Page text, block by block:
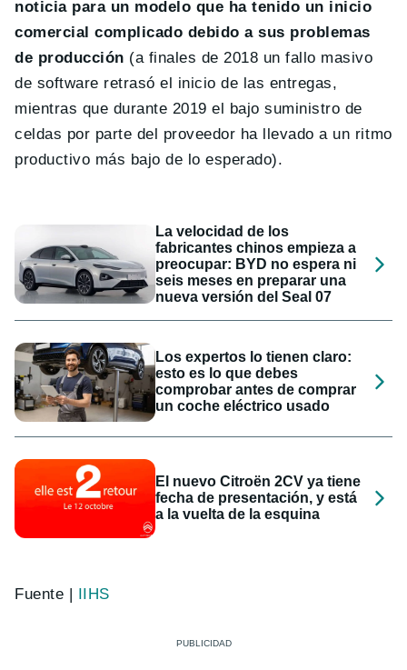
noticia para un modelo que ha tenido un inicio
comercial complicado debido a sus problemas
de producción (a finales de 2018 un fallo masivo
de software retrasó el inicio de las entregas,
mientras que durante 2019 el bajo suministro de
celdas por parte del proveedor ha llevado a un ritmo
productivo más bajo de lo esperado).
La velocidad de los
fabricantes chinos empieza a
preocupar: BYD no espera ni
seis meses en preparar una
nueva versión del Seal 07
Los expertos lo tienen claro:
esto es lo que debes
comprobar antes de comprar
un coche eléctrico usado
El nuevo Citroën 2CV ya tiene
fecha de presentación, y está
a la vuelta de la esquina
Fuente | IIHS